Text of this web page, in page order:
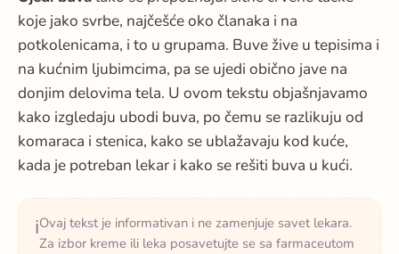
koje jako svrbe, najčešće oko članaka i na
potkolenicama, i to u grupama. Buve žive u tepisima i
na kućnim ljubimcima, pa se ujedi obično jave na
donjim delovima tela. U ovom tekstu objašnjavamo
kako izgledaju ubodi buva, po čemu se razlikuju od
komaraca i stenica, kako se ublažavaju kod kuće,
kada je potreban lekar i kako se rešiti buva u kući.
ℹ️Ovaj tekst je informativan i ne zamenjuje savet lekara.
Za izbor kreme ili leka posavetujte se sa farmaceutom